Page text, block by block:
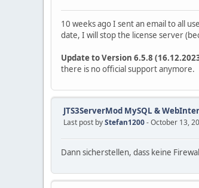
10 weeks ago I sent an email to all
date, I will stop the license server
Update to Version 6.5.8
there is no official support anymore.
JTS3ServerMod MySQL &
Last post byStefan1200- October 13,
Dann sicherstellen, dass keine